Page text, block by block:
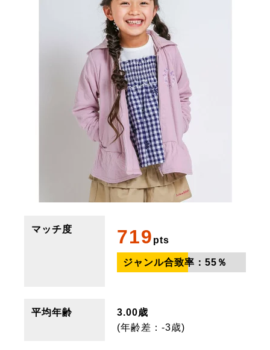
マッチ度 719 pts
ジャンル合致率：55 ％
平均年齢
3.00歳
(年齢差：-3歳)